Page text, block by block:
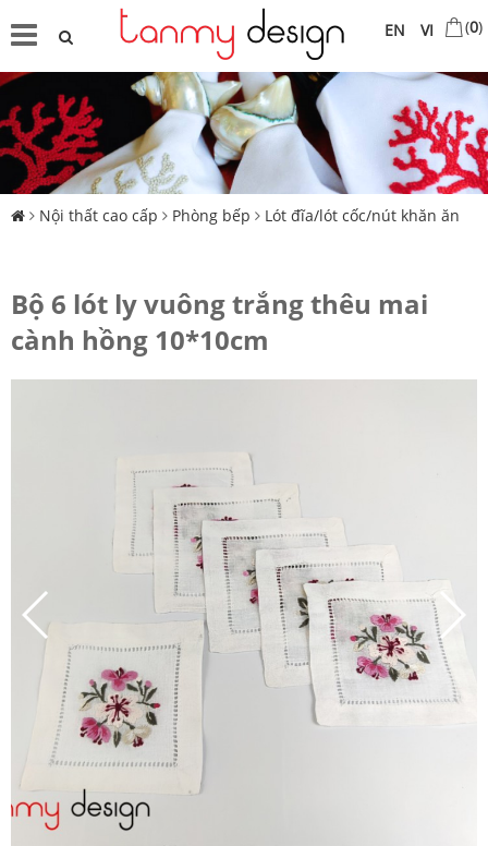
VI
EN (0)
Nội thất cao cấp Phòng bếp Lót đĩa/lót cốc/nút khăn ăn
Bộ 6 lót ly vuông trắng thêu mai
cành hồng 10*10cm